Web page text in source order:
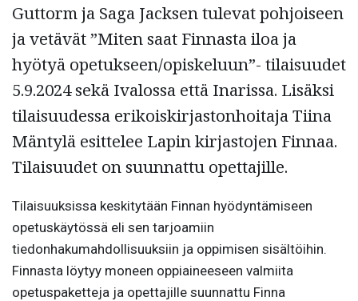
Guttorm ja Saga Jacksen tulevat pohjoiseen
ja vetävät ”Miten saat Finnasta iloa ja
hyötyä opetukseen/opiskeluun”- tilaisuudet
5.9.2024 sekä Ivalossa että Inarissa. Lisäksi
tilaisuudessa erikoiskirjastonhoitaja Tiina
Mäntylä esittelee Lapin kirjastojen Finnaa.
Tilaisuudet on suunnattu opettajille.
Tilaisuuksissa keskitytään Finnan hyödyntämiseen
opetuskäytössä eli sen tarjoamiin
tiedonhakumahdollisuuksiin ja oppimisen sisältöihin.
Finnasta löytyy moneen oppiaineeseen valmiita
opetuspaketteja ja opettajille suunnattu Finna